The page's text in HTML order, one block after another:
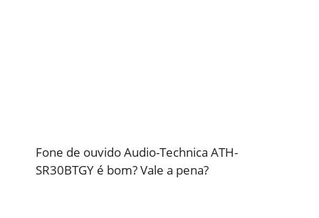
Fone de ouvido Audio-Technica ATH-
SR30BTGY é bom? Vale a pena?